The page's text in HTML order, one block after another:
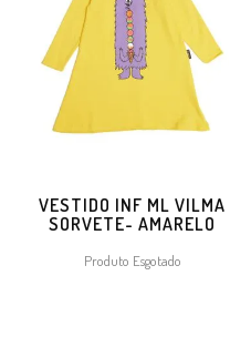
VESTIDO INF ML VILMA
SORVETE- AMARELO
Produto Esgotado